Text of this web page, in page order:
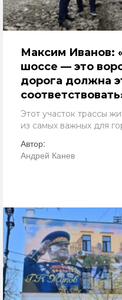
Максим Иванов:
шоссе — это
дорога должна
Этот участок трассы
из самых важных для
Автор:
Андрей Канев